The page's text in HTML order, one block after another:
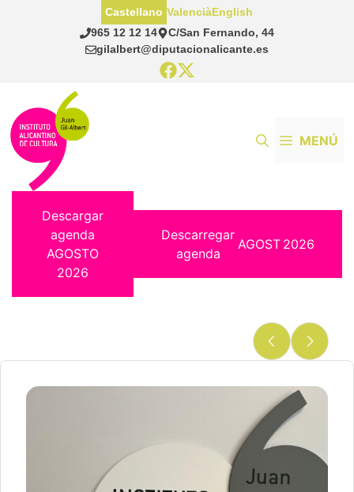
965 12 12 14
C/San Fernando, 44
gilalbert@diputacionalicante.es
Castellano ValenciàEnglish
MENÚ
Descargar
agenda
AGOSTO
2026
Descarregar
agenda
AGOST 2026